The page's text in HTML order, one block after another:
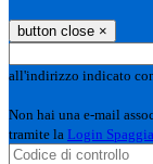
button close ×
all'indirizzo indicato
Non hai una e-mail
tramite la Login